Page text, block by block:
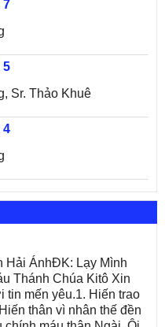
7
5
Sr. Thảo Khuê
4
Hải ÁnhĐK: Lạy Mình
Thánh Chúa Kitô Xin
tin mến yêu.1. Hiến trao
thân vì nhân thế đền